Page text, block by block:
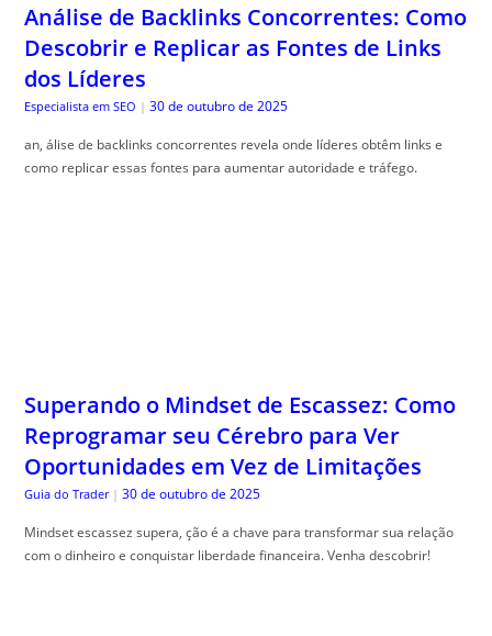
Análise de Backlinks Concorrentes: Como
Descobrir e Replicar as Fontes de Links
dos Líderes
Especialista em SEO | 30 de outubro de 2025
an, álise de backlinks concorrentes revela onde líderes obtêm links e
como replicar essas fontes para aumentar autoridade e tráfego.
Superando o Mindset de Escassez: Como
Reprogramar seu Cérebro para Ver
Oportunidades em Vez de Limitações
Guia do Trader | 30 de outubro de 2025
Mindset escassez supera, ção é a chave para transformar sua relação
com o dinheiro e conquistar liberdade financeira. Venha descobrir!